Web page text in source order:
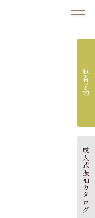
試着予約
成人式振袖カタログ